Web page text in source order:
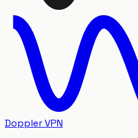
Doppler VPN